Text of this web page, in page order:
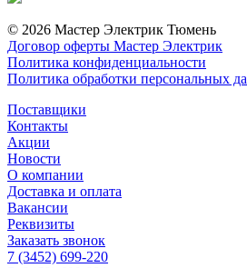
© 2026 Мастер Электрик Тюмень
Договор оферты Мастер Электрик
Политика конфиденциальности
Политика обработки персональных
Поставщики
Контакты
Акции
Новости
О компании
Доставка и оплата
Вакансии
Реквизиты
Заказать звонок
7 (3452) 699-220